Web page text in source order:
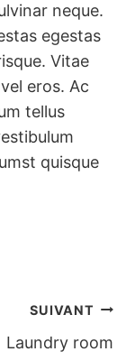
neque.
egestas
Vitae
eros. Ac
tellus
quisque
SUIVANT
Laundry room